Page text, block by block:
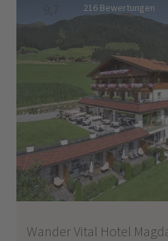
9,7 216 Bewertungen
Wander Vital Hotel